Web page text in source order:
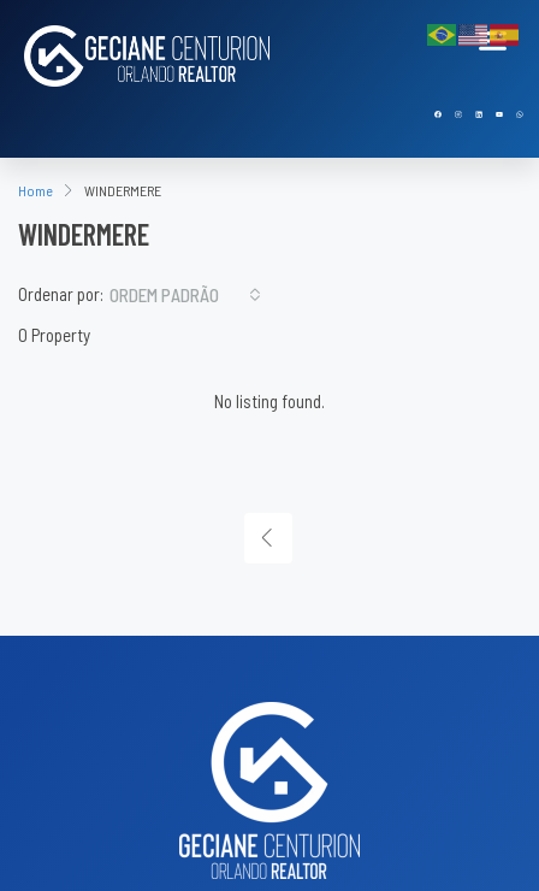
Home WINDERMERE
WINDERMERE
0 Property
Ordenar por: ORDEM PADRÃO
No listing found.